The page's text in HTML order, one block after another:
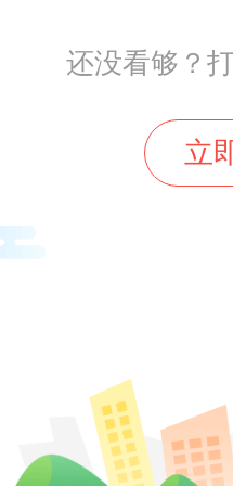
少对药物的依赖
还没看够？
立